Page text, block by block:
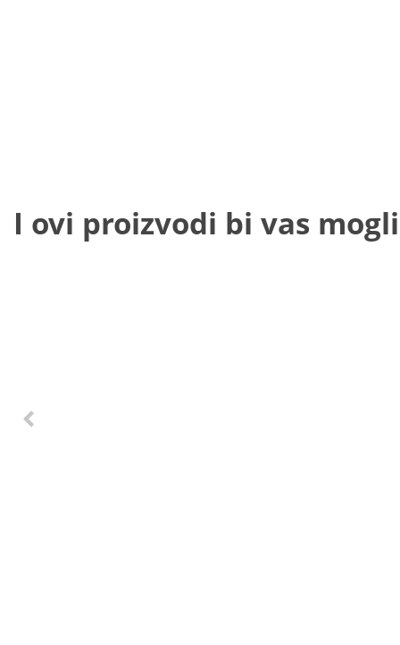
I ovi proizvodi bi vas